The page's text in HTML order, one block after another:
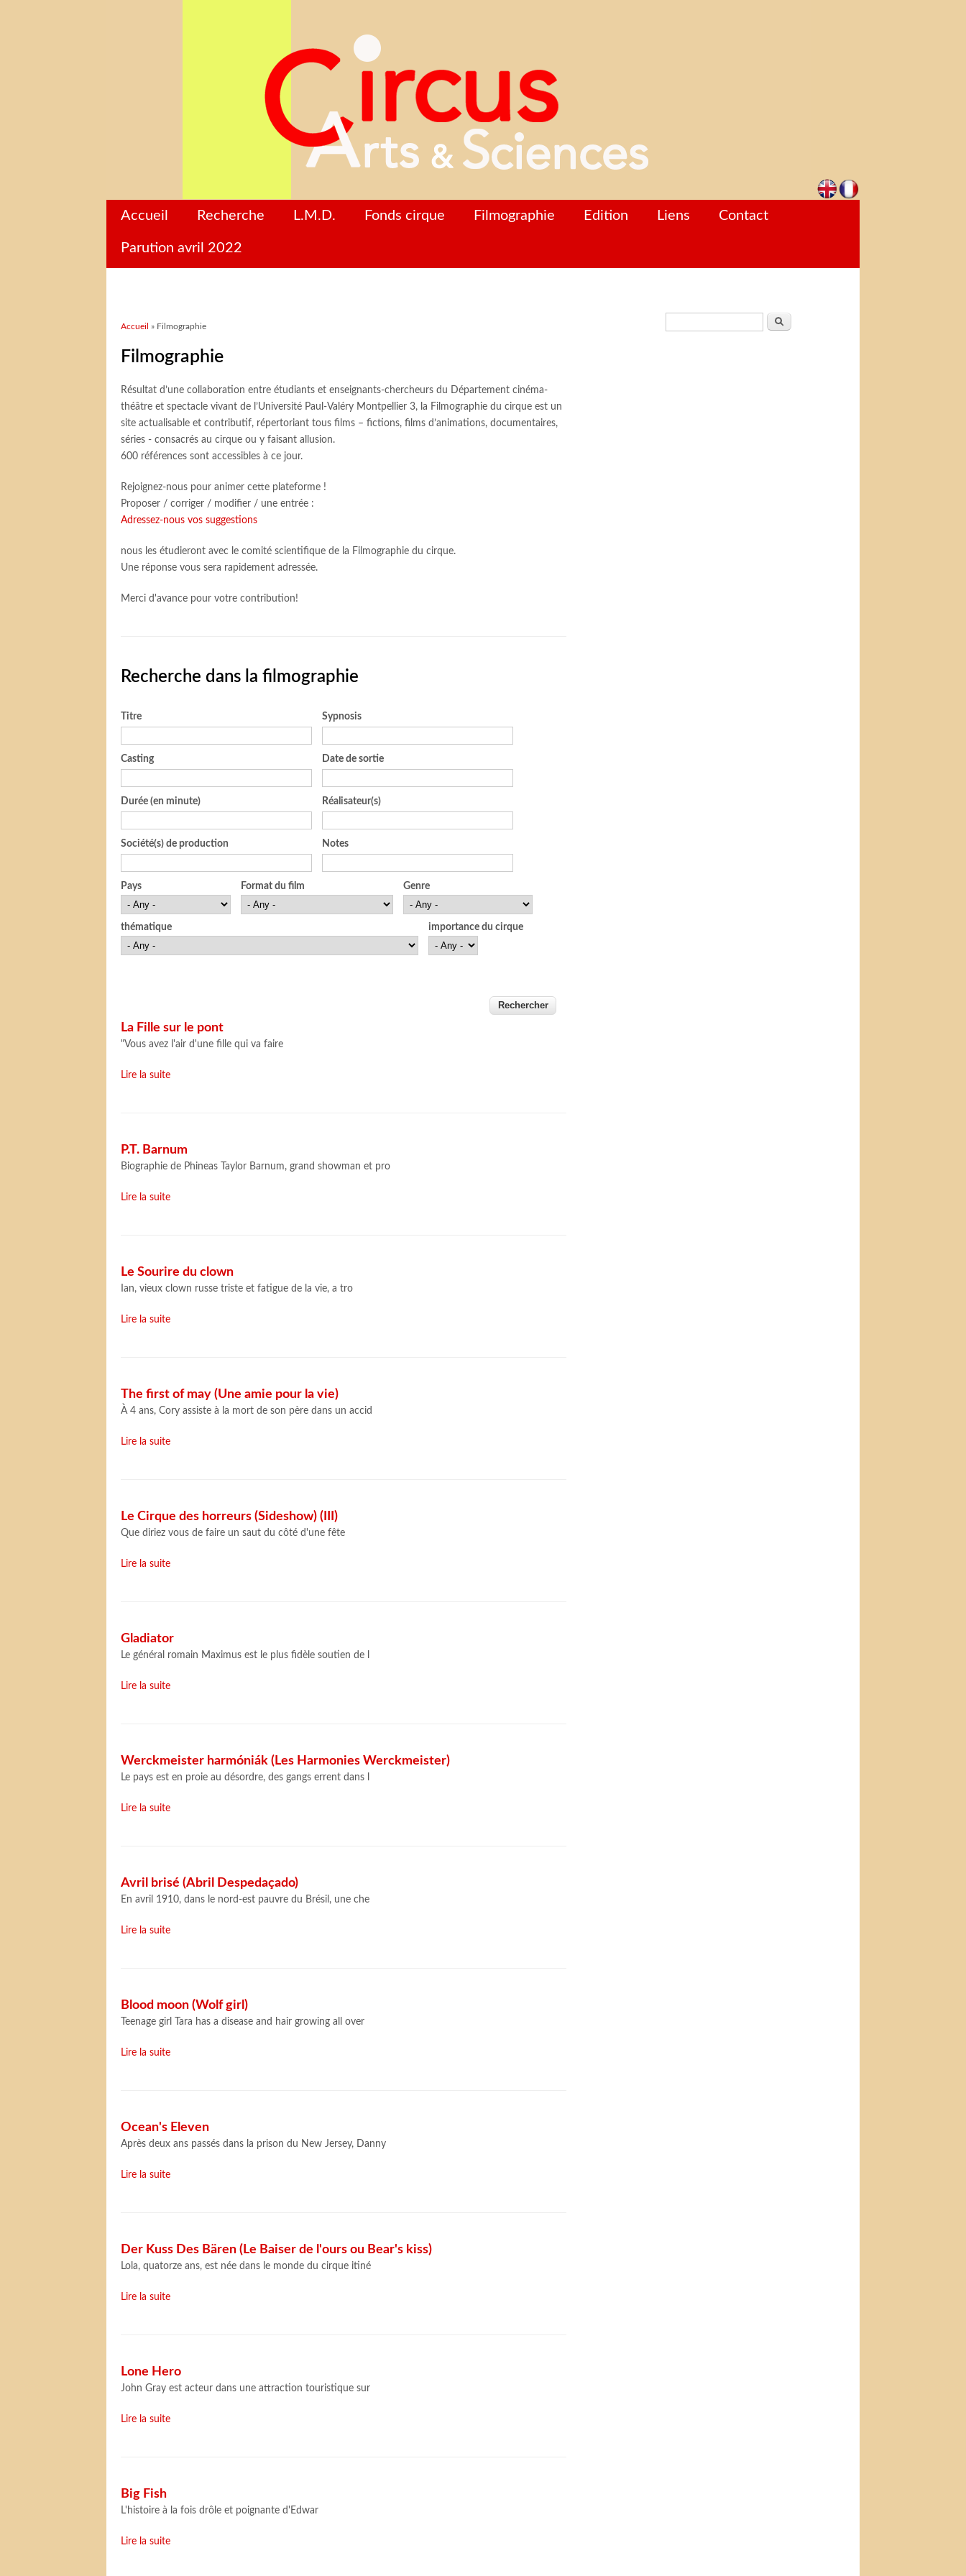
Accueil Recherche L.M.D. Fonds cirque Filmographie Edition Liens Contact
Parution avril 2022
Vous êtes ici
Accueil » Filmographie
Filmographie
Résultat d’une collaboration entre étudiants et enseignants-chercheurs du Département cinéma-
théâtre et spectacle vivant de l’Université Paul-Valéry Montpellier 3, la Filmographie du cirque est un
site actualisable et contributif, répertoriant tous films – fictions, films d’animations, documentaires,
séries - consacrés au cirque ou y faisant allusion.
600 références sont accessibles à ce jour.
Rejoignez-nous pour animer cette plateforme !
Proposer / corriger / modifier / une entrée :
Adressez-nous vos suggestions
nous les étudieront avec le comité scientifique de la Filmographie du cirque.
Une réponse vous sera rapidement adressée.
Merci d'avance pour votre contribution!
Recherche dans la filmographie
Titre Sypnosis
Casting Date de sortie
Durée (en minute) Réalisateur(s)
Société(s) de production Notes
Pays Format du film Genre
thématique importance du cirque
La Fille sur le pont
"Vous avez l'air d'une fille qui va faire
Lire la suite
P.T. Barnum
Biographie de Phineas Taylor Barnum, grand showman et pro
Lire la suite
Le Sourire du clown
Ian, vieux clown russe triste et fatigue de la vie, a tro
Lire la suite
The first of may (Une amie pour la vie)
À 4 ans, Cory assiste à la mort de son père dans un accid
Lire la suite
Le Cirque des horreurs (Sideshow) (III)
Que diriez vous de faire un saut du côté d'une fête
Lire la suite
Gladiator
Le général romain Maximus est le plus fidèle soutien de l
Lire la suite
Werckmeister harmóniák (Les Harmonies Werckmeister)
Le pays est en proie au désordre, des gangs errent dans l
Lire la suite
Avril brisé (Abril Despedaçado)
En avril 1910, dans le nord-est pauvre du Brésil, une che
Lire la suite
Blood moon (Wolf girl)
Teenage girl Tara has a disease and hair growing all over
Lire la suite
Ocean's Eleven
Après deux ans passés dans la prison du New Jersey, Danny
Lire la suite
Der Kuss Des Bären (Le Baiser de l'ours ou Bear's kiss)
Lola, quatorze ans, est née dans le monde du cirque itiné
Lire la suite
Lone Hero
John Gray est acteur dans une attraction touristique sur
Lire la suite
Big Fish
L'histoire à la fois drôle et poignante d'Edwar
Lire la suite
Formulaire de recherche
Rechercher